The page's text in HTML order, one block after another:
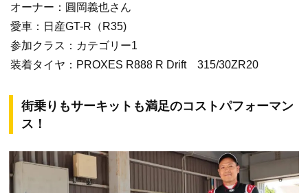
オーナー：圓岡義也さん
愛車：日産GT-R（R35)
参加クラス：カテゴリー1
装着タイヤ：PROXES R888 R Drift 315/30ZR20
街乗りもサーキットも満足のコストパフォーマン
ス！